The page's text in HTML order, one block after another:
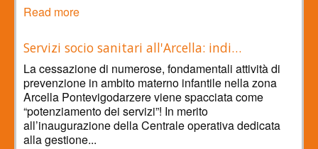
Read more
Servizi socio sanitari all'Arcella: indi…
La cessazione di numerose, fondamentali attività di
prevenzione in ambito materno infantile nella zona
Arcella Pontevigodarzere viene spacciata come
“potenziamento dei servizi”! In merito
all’inaugurazione della Centrale operativa dedicata
alla gestione...